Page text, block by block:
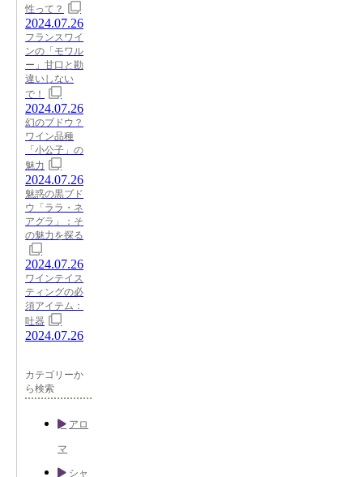
性って？
2024.07.26
フランスワイ
ンの「モワル
ー」甘口と勘
違いしない
で！
2024.07.26
幻のブドウ？
ワイン品種
「小公子」の
魅力
2024.07.26
魅惑の黒ブド
ウ「ララ・ネ
アグラ」：そ
の魅力を探る
2024.07.26
ワインテイス
ティングの必
須アイテム：
吐器
2024.07.26
カテゴリーか
ら検索
アロ
マ
シャ